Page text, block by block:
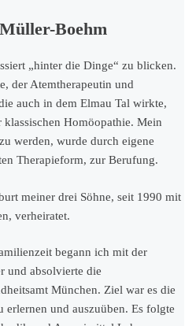
Boehm
„hinter die Dinge“ zu blicken.
der Atemtherapeutin und
auch in dem Elmau Tal wirkte,
Homöopathie. Mein
werden, wurde durch eigene
Therapieform, zur Berufung.
meiner drei Söhne, seit 1990 mit
verheiratet.
begann ich mit der
und absolvierte die
München. Ziel war es die
und auszuüben. Es folgte